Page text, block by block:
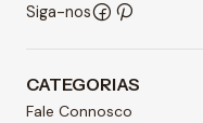
Siga-nos
CATEGORIAS
Fale Connosco